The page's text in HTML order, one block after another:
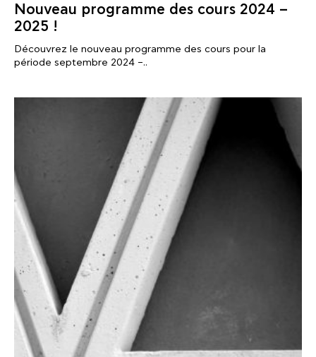
Nouveau programme des cours 2024 –
2025 !
Découvrez le nouveau programme des cours pour la
période septembre 2024 –..